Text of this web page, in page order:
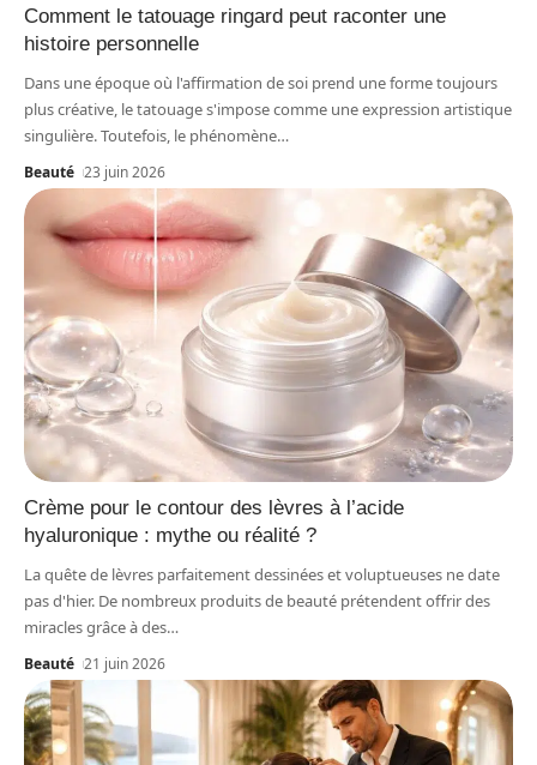
Comment le tatouage ringard peut raconter une
histoire personnelle
Dans une époque où l'affirmation de soi prend une forme toujours
plus créative, le tatouage s'impose comme une expression artistique
singulière. Toutefois, le phénomène…
Beauté 23 juin 2026
Crème pour le contour des lèvres à l’acide
hyaluronique : mythe ou réalité ?
La quête de lèvres parfaitement dessinées et voluptueuses ne date
pas d'hier. De nombreux produits de beauté prétendent offrir des
miracles grâce à des…
Beauté 21 juin 2026